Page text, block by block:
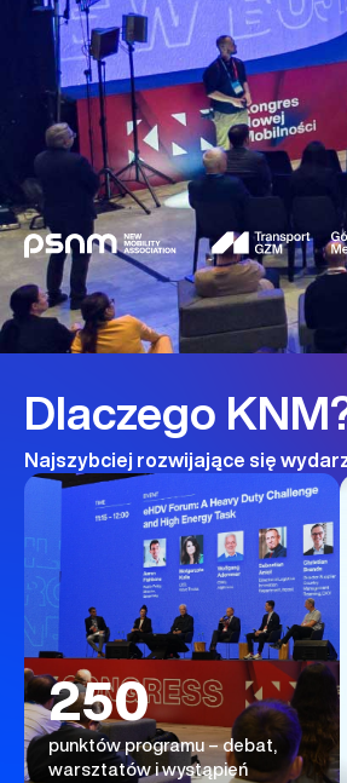
Dlaczego
Najszybciej rozwijające się
250
punktów programu – debat,
warsztatów i wystąpień